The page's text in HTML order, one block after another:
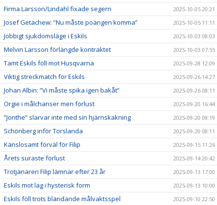
Firma Larsson/Lindahl fixade segern 2025-10-05 20:21
Josef Getachew: ”Nu måste poängen komma” 2025-10-05 11:11
Jobbigt sjukdomsläge i Eskils 2025-10-03 08:03
Melvin Larsson förlängde kontraktet 2025-10-03 07:55
Tamt Eskils föll mot Husqvarna 2025-09-28 12:09
Viktig streckmatch för Eskils 2025-09-26 14:27
Johan Albin: ”Vi måste spika igen bakåt” 2025-09-26 08:11
Orgie i målchanser men förlust 2025-09-20 16:44
”Jonthe” slarvar inte med sin hjärnskakning 2025-09-20 08:19
Schönberg inför Torslanda 2025-09-20 08:11
Känslosamt förväl för Filip 2025-09-15 11:26
Årets suraste förlust 2025-09-14 20:42
Trotjänaren Filip lämnar efter 23 år 2025-09-13 17:00
Eskils mot lag i hysterisk form 2025-09-13 10:00
Eskils föll trots bländande målvaktsspel 2025-09-10 22:50